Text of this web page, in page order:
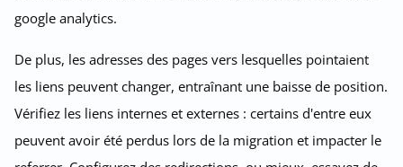
google analytics.
De plus, les adresses des pages vers lesquelles pointaient
les liens peuvent changer, entraînant une baisse de position.
Vérifiez les liens internes et externes : certains d'entre eux
peuvent avoir été perdus lors de la migration et impacter le